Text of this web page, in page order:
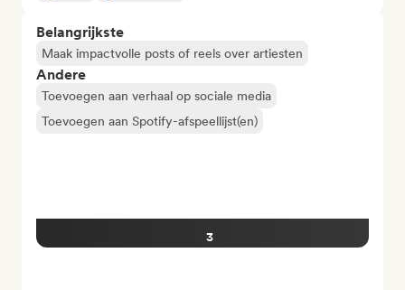
Belangrijkste
Maak impactvolle posts of reels over artiesten
Andere
Toevoegen aan verhaal op sociale media
Toevoegen aan Spotify-afspeellijst(en)
3